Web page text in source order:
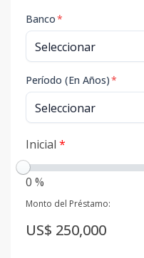
Banco*
Período (En Años)*
Inicial *
0 %
Monto del Préstamo:
US$ 250,000